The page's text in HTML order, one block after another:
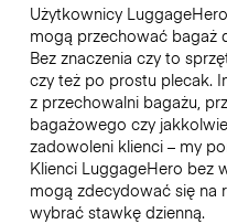
Użytkownicy
mogą przechować bagaż
Bez znaczenia czy to
czy też po prostu plecak.
z przechowalni bagażu,
bagażowego czy
zadowoleni klienci – my
Klienci LuggageHero bez
mogą zdecydować się na
wybrać stawkę dzienną.